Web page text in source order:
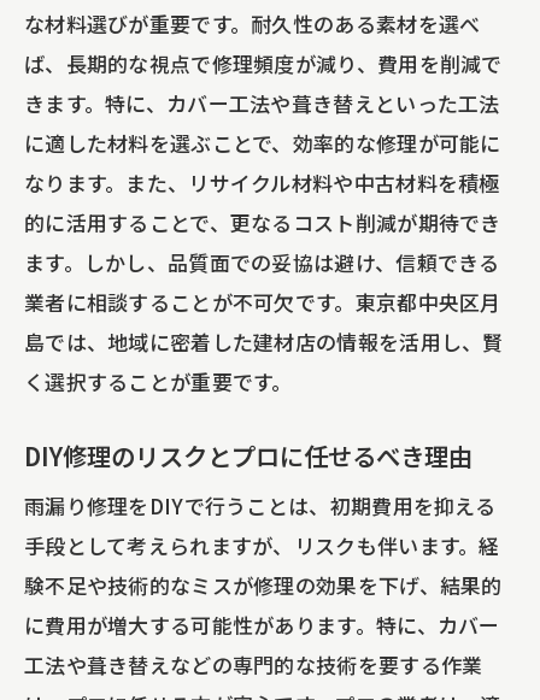
な材料選びが重要です。耐久性のある素材を選べ
ば、長期的な視点で修理頻度が減り、費用を削減で
きます。特に、カバー工法や葺き替えといった工法
に適した材料を選ぶことで、効率的な修理が可能に
なります。また、リサイクル材料や中古材料を積極
的に活用することで、更なるコスト削減が期待でき
ます。しかし、品質面での妥協は避け、信頼できる
業者に相談することが不可欠です。東京都中央区月
島では、地域に密着した建材店の情報を活用し、賢
く選択することが重要です。
DIY修理のリスクとプロに任せるべき理由
雨漏り修理をDIYで行うことは、初期費用を抑える
手段として考えられますが、リスクも伴います。経
験不足や技術的なミスが修理の効果を下げ、結果的
に費用が増大する可能性があります。特に、カバー
工法や葺き替えなどの専門的な技術を要する作業